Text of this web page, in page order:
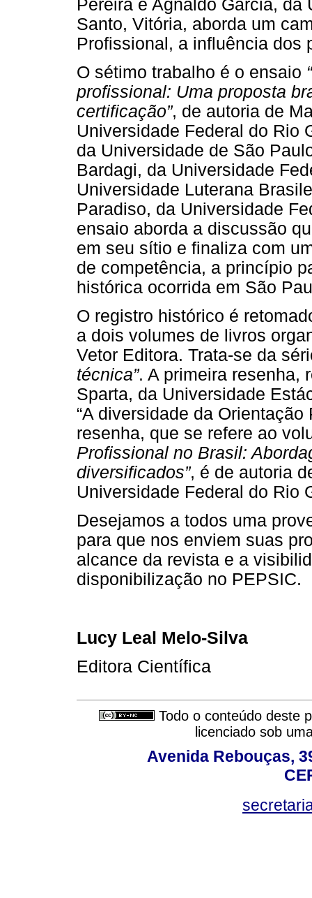
Pereira e Agnaldo Garcia,
Santo, Vitória, aborda um
Profissional, a influência dos
O sétimo trabalho é o ensaio
profissional: Uma proposta
certificação”, de autoria de
Universidade Federal do Rio
da Universidade de São
Bardagi, da Universidade
Universidade Luterana
Paradiso, da Universidade
ensaio aborda a discussão
em seu sítio e finaliza com
de competência, a princípio
histórica ocorrida em São
O registro histórico é
a dois volumes de livros
Vetor Editora. Trata-se da
técnica”. A primeira resenha,
Sparta, da Universidade
“A diversidade da
resenha, que se refere ao
Profissional no Brasil:
diversificados”, é de autoria
Universidade Federal do Rio
Desejamos a todos uma
para que nos enviem suas
alcance da revista e a
disponibilização no PEPSIC.
Lucy Leal Melo-Silva
Editora Científica
Todo o conteúdo deste
licenciado sob
Avenida Rebouças,